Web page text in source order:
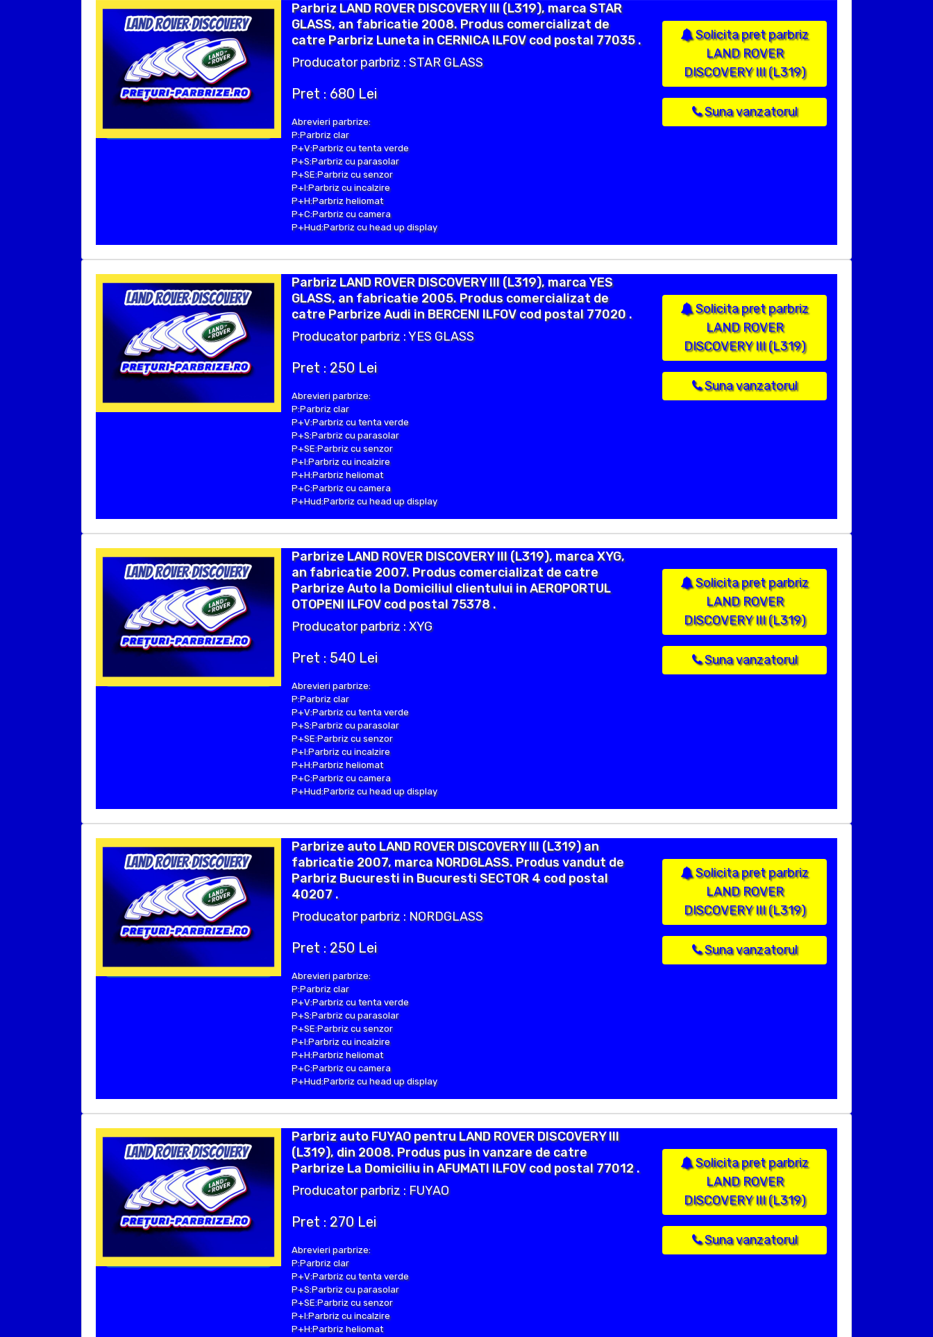
Parbriz LAND ROVER DISCOVERY III (L319), marca STAR
GLASS, an fabricatie 2008. Produs comercializat de
catre Parbriz Luneta in CERNICA ILFOV cod postal 77035 .
Producator parbriz : STAR GLASS
Pret : 680 Lei
Abrevieri parbrize:
P:Parbriz clar
P+V:Parbriz cu tenta verde
P+S:Parbriz cu parasolar
P+SE:Parbriz cu senzor
P+I:Parbriz cu incalzire
P+H:Parbriz heliomat
P+C:Parbriz cu camera
P+Hud:Parbriz cu head up display
Solicita pret parbriz
LAND ROVER
DISCOVERY III (L319)
Suna vanzatorul
Parbriz LAND ROVER DISCOVERY III (L319), marca YES
GLASS, an fabricatie 2005. Produs comercializat de
catre Parbrize Audi in BERCENI ILFOV cod postal 77020 .
Producator parbriz : YES GLASS
Pret : 250 Lei
Abrevieri parbrize:
P:Parbriz clar
P+V:Parbriz cu tenta verde
P+S:Parbriz cu parasolar
P+SE:Parbriz cu senzor
P+I:Parbriz cu incalzire
P+H:Parbriz heliomat
P+C:Parbriz cu camera
P+Hud:Parbriz cu head up display
Solicita pret parbriz
LAND ROVER
DISCOVERY III (L319)
Suna vanzatorul
Parbrize LAND ROVER DISCOVERY III (L319), marca XYG,
an fabricatie 2007. Produs comercializat de catre
Parbrize Auto la Domiciliul clientului in AEROPORTUL
OTOPENI ILFOV cod postal 75378 .
Producator parbriz : XYG
Pret : 540 Lei
Abrevieri parbrize:
P:Parbriz clar
P+V:Parbriz cu tenta verde
P+S:Parbriz cu parasolar
P+SE:Parbriz cu senzor
P+I:Parbriz cu incalzire
P+H:Parbriz heliomat
P+C:Parbriz cu camera
P+Hud:Parbriz cu head up display
Solicita pret parbriz
LAND ROVER
DISCOVERY III (L319)
Suna vanzatorul
Parbrize auto LAND ROVER DISCOVERY III (L319) an
fabricatie 2007, marca NORDGLASS. Produs vandut de
Parbriz Bucuresti in Bucuresti SECTOR 4 cod postal
40207 .
Producator parbriz : NORDGLASS
Pret : 250 Lei
Abrevieri parbrize:
P:Parbriz clar
P+V:Parbriz cu tenta verde
P+S:Parbriz cu parasolar
P+SE:Parbriz cu senzor
P+I:Parbriz cu incalzire
P+H:Parbriz heliomat
P+C:Parbriz cu camera
P+Hud:Parbriz cu head up display
Solicita pret parbriz
LAND ROVER
DISCOVERY III (L319)
Suna vanzatorul
Parbriz auto FUYAO pentru LAND ROVER DISCOVERY III
(L319), din 2008. Produs pus in vanzare de catre
Parbrize La Domiciliu in AFUMATI ILFOV cod postal 77012 .
Producator parbriz : FUYAO
Pret : 270 Lei
Abrevieri parbrize:
P:Parbriz clar
P+V:Parbriz cu tenta verde
P+S:Parbriz cu parasolar
P+SE:Parbriz cu senzor
P+I:Parbriz cu incalzire
P+H:Parbriz heliomat
Solicita pret parbriz
LAND ROVER
DISCOVERY III (L319)
Suna vanzatorul